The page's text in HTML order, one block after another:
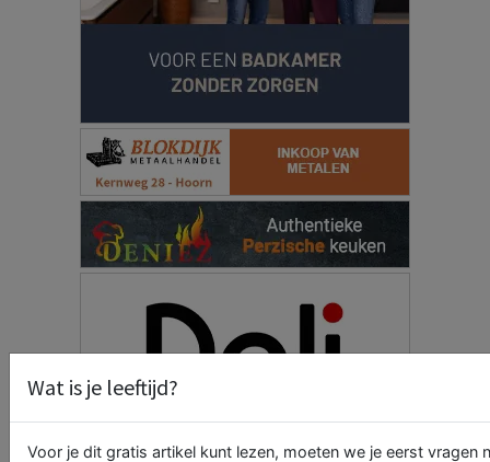
Wat is je leeftijd?
Voor je dit gratis artikel kunt lezen, moeten we je eerst vragen